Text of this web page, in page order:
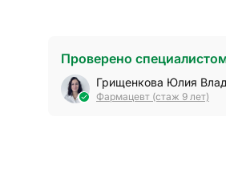
Проверено
Грищенкова Юлия
Фармацевт (стаж 9 лет)